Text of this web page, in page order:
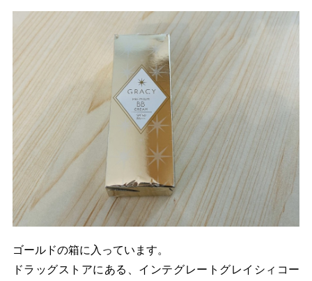
ゴールドの箱に入っています。
ドラッグストアにある、インテグレートグレイシィコー